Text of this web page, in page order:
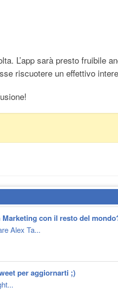
L’app sarà presto fruibile
riscuotere un effettivo
con il resto del
Alex Ta...
per aggiornarti ;)